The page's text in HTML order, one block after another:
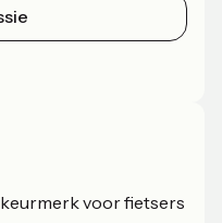
keurmerk voor fietsers